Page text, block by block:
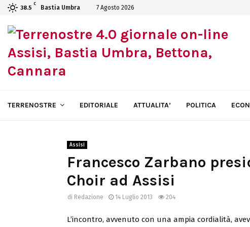
38.5
C
Bastia Umbra 7 Agosto 2026
TERRENOSTRE EDITORIALE ATTUALITA’ POLITICA
Assisi
Francesco Zarbano
Choir ad Assisi
di Redazione 14 Luglio 2013 204
L’incontro, avvenuto con una ampia cordialità,